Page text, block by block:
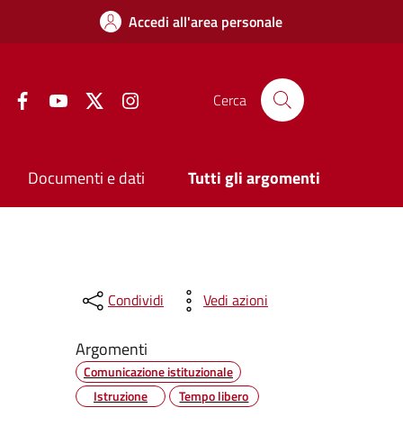
Accedi all'area personale
FacebookYouTube Twitter Cerca
Documenti e dati Tutti gli argomenti
Condividi Vedi azioni
Argomenti
Comunicazione istituzionale
Istruzione
Tempo libero